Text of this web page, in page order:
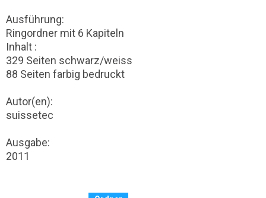
Ausführung:
Ringordner mit 6 Kapiteln
Inhalt :
329 Seiten schwarz/weiss
88 Seiten farbig bedruckt
Autor(en):
suissetec
Ausgabe:
2011